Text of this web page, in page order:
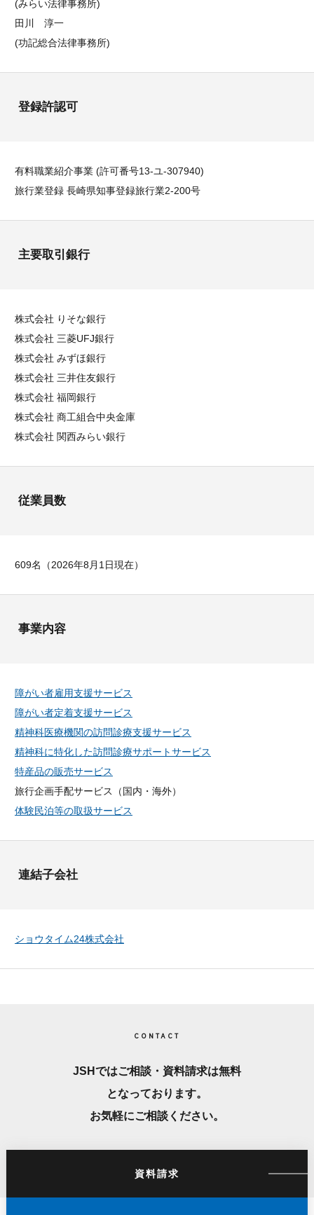
(みらい法律事務所)
田川 淳一
(功記総合法律事務所)
登録許認可
有料職業紹介事業 (許可番号13-ユ-307940)
旅行業登録 長崎県知事登録旅行業2-200号
主要取引銀行
株式会社 りそな銀行
株式会社 三菱UFJ銀行
株式会社 みずほ銀行
株式会社 三井住友銀行
株式会社 福岡銀行
株式会社 商工組合中央金庫
株式会社 関西みらい銀行
従業員数
609名（2026年8月1日現在）
事業内容
障がい者雇用支援サービス
障がい者定着支援サービス
精神科医療機関の訪問診療支援サービス
精神科に特化した訪問診療サポートサービス
特産品の販売サービス
旅行企画手配サービス（国内・海外）
体験民泊等の取扱サービス
連結子会社
ショウタイム24株式会社
CONTACT
JSHではご相談・資料請求は無料
となっております。
お気軽にご相談ください。
資料請求